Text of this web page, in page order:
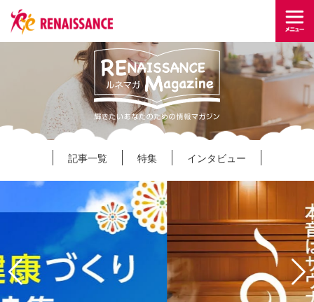
記事一覧 特集 インタビュー